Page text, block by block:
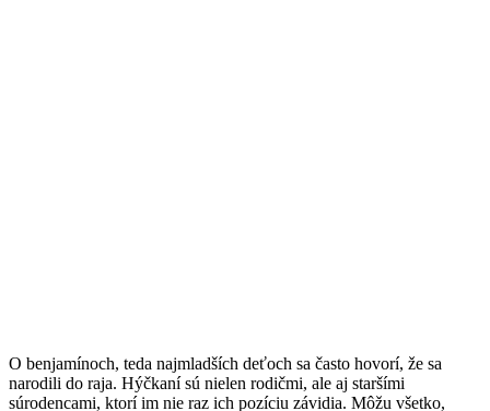
O benjamínoch, teda najmladších deťoch sa často hovorí, že sa
narodili do raja. Hýčkaní sú nielen rodičmi, ale aj staršími
súrodencami, ktorí im nie raz ich pozíciu závidia. Môžu všetko,